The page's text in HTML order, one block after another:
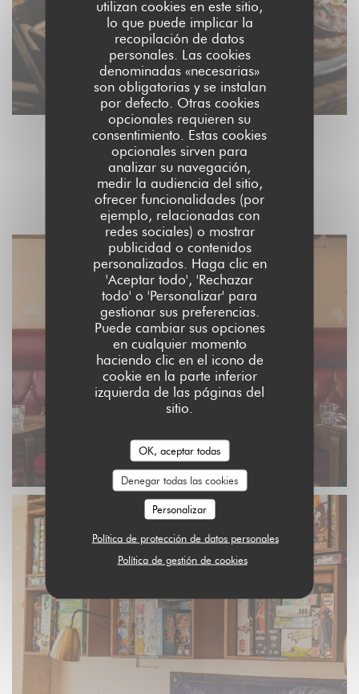
utilizan cookies en este sitio,
lo que puede implicar la
recopilación de datos
personales. Las cookies
denominadas «necesarias»
son obligatorias y se instalan
por defecto. Otras cookies
opcionales requieren su
consentimiento. Estas cookies
opcionales sirven para
analizar su navegación,
medir la audiencia del sitio,
ofrecer funcionalidades (por
ejemplo, relacionadas con
redes sociales) o mostrar
publicidad o contenidos
personalizados. Haga clic en
'Aceptar todo', 'Rechazar
todo' o 'Personalizar' para
gestionar sus preferencias.
Puede cambiar sus opciones
en cualquier momento
haciendo clic en el icono de
cookie en la parte inferior
izquierda de las páginas del
sitio.
OK, aceptar todas
Denegar todas las cookies
Personalizar
Política de protección de datos personales
Política de gestión de cookies
L'INTÉRIEUR